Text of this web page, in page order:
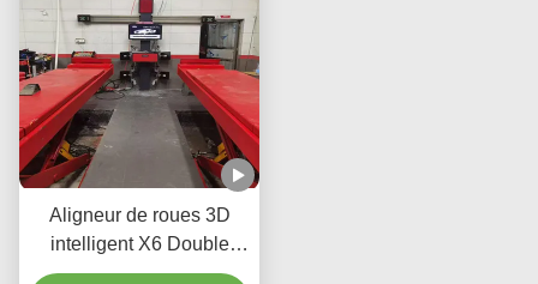
Aligneur de roues 3D
intelligent X6 Double
écrans Suivi en temps